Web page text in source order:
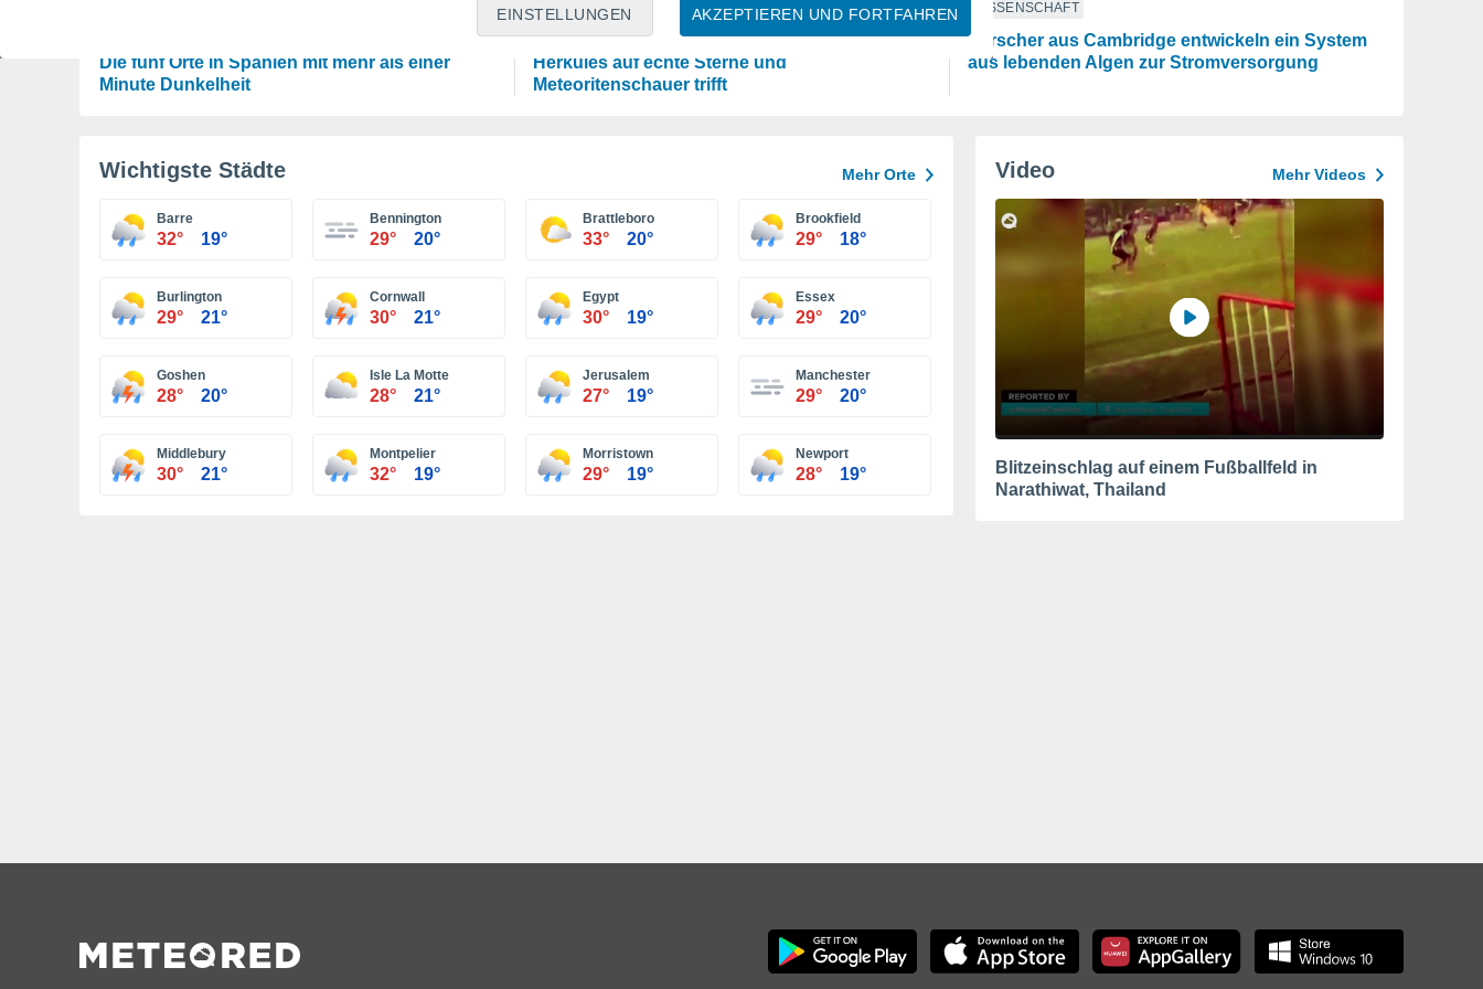
AKZEPTIEREN UND FORTFAHREN
EINSTELLUNGEN
Die fünf Orte in Spanien mit mehr als einer
Minute Dunkelheit
ASTRONOMIE
Das Sternbild Löwe: Wo der Mythos des
Herkules auf echte Sterne und
Meteoritenschauer trifft
WISSENSCHAFT
Forscher aus Cambridge entwickeln ein System
aus lebenden Algen zur Stromversorgung
Wichtigste Städte Mehr Orte
Barre
32° 19°
Bennington
29° 20°
Brattleboro
33° 20°
Brookfield
29° 18°
Burlington
29° 21°
Cornwall
30° 21°
Egypt
30° 19°
Essex
29° 20°
Goshen
28° 20°
Isle La Motte
28° 21°
Jerusalem
27° 19°
Manchester
29° 20°
Middlebury
30° 21°
Montpelier
32° 19°
Morristown
29° 19°
Newport
28° 19°
Video Mehr Videos
Blitzeinschlag auf einem Fußballfeld in
Narathiwat, Thailand